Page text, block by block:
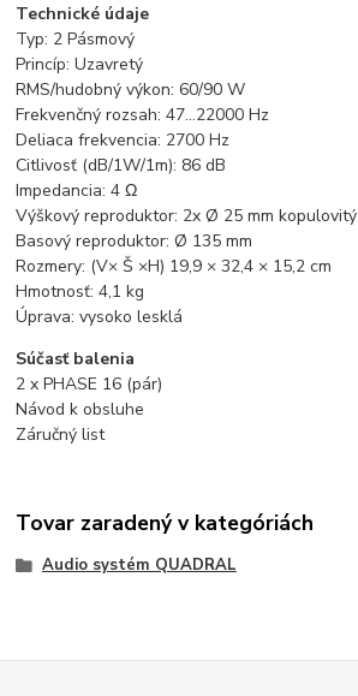
Technické údaje
Typ: 2 Pásmový
Princíp: Uzavretý
RMS/hudobný výkon: 60/90 W
Frekvenčný rozsah: 47…22000 Hz
Deliaca frekvencia: 2700 Hz
Citlivosť (dB/1W/1m): 86 dB
Impedancia: 4 Ω
Výškový reproduktor: 2x Ø 25 mm kopulovitý
Basový reproduktor: Ø 135 mm
Rozmery: (V× Š ×H) 19,9 × 32,4 × 15,2 cm
Hmotnosť: 4,1 kg
Úprava: vysoko lesklá
Súčasť balenia
2 x PHASE 16 (pár)
Návod k obsluhe
Záručný list
Tovar zaradený v kategóriách
Audio systém QUADRAL